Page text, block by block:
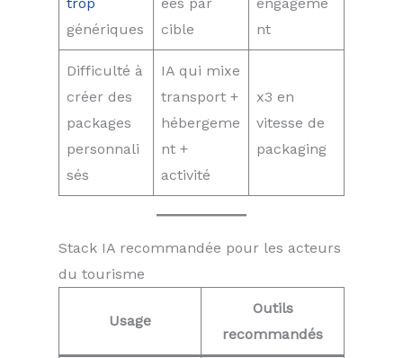
génériques
cible
nt
Difficulté à
créer des
packages
personnali
sés
IA qui mixe
transport +
hébergeme
nt +
activité
x3 en
vitesse de
packaging
Stack IA recommandée pour les acteurs
du tourisme
Usage
Outils
recommandés